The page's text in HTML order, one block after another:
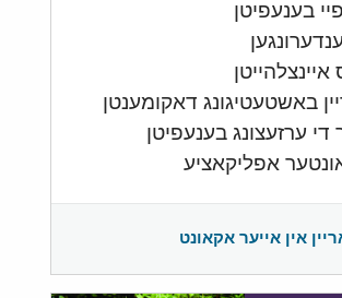
בענעפיטן
באשטעטיגונג דאקומענטן
ערזעצונג בענעפיטן
אפליקאציע
אין אייער אקאונט